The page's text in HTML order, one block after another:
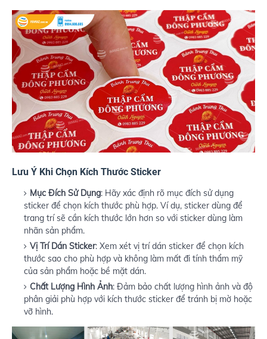
Lưu Ý Khi Chọn Kích Thước Sticker
Mục Đích Sử Dụng: Hãy xác định rõ mục đích sử dụng
sticker để chọn kích thước phù hợp. Ví dụ, sticker dùng để
trang trí sẽ cần kích thước lớn hơn so với sticker dùng làm
nhãn sản phẩm.
Vị Trí Dán Sticker: Xem xét vị trí dán sticker để chọn kích
thước sao cho phù hợp và không làm mất đi tính thẩm mỹ
của sản phẩm hoặc bề mặt dán.
Chất Lượng Hình Ảnh: Đảm bảo chất lượng hình ảnh và độ
phân giải phù hợp với kích thước sticker để tránh bị mờ hoặc
vỡ hình.